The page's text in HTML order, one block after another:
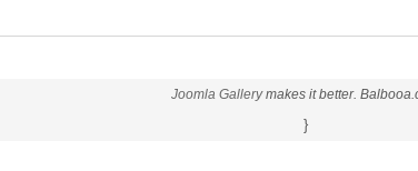
Joomla Gallerymakes it better.
}